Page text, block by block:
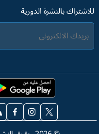
للاشتراك بالنشرة الدورية